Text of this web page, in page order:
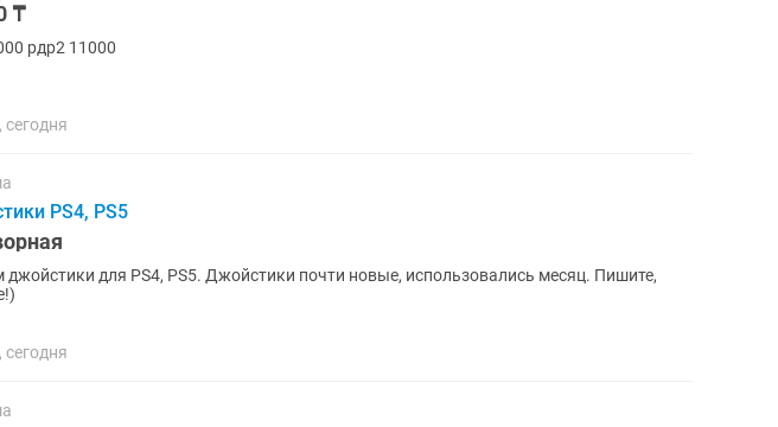
₸
рдр2 11000
сегодня
PS4, PS5
джойстики для PS4, PS5. Джойстики почти новые, использовались месяц. Пишите,
сегодня